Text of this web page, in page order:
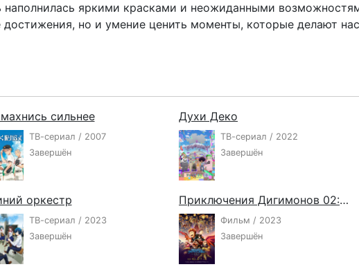
наполнилась яркими красками и неожиданными
но и умение ценить моменты, которые делают
сильнее
ТВ-сериал / 2007
Завершён
Духи Деко
ТВ-сериал / 2022
Завершён
оркестр
ТВ-сериал / 2023
Завершён
Приключения Дигимонов 02: Начало
Фильм / 2023
Завершён